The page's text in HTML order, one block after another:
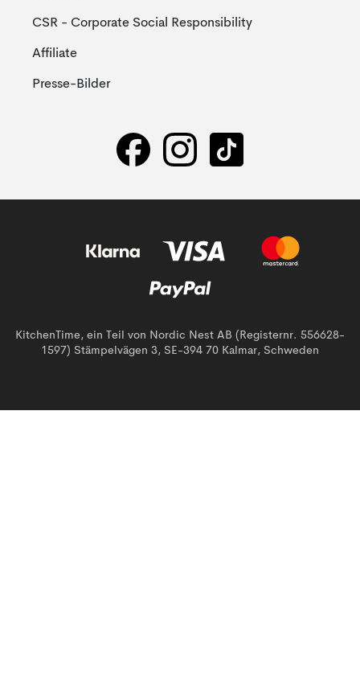
CSR - Corporate Social Responsibility
Affiliate
Presse-Bilder
KitchenTime, ein Teil von Nordic Nest AB (Registernr. 556628-
1597) Stämpelvägen 3, SE-394 70 Kalmar, Schweden